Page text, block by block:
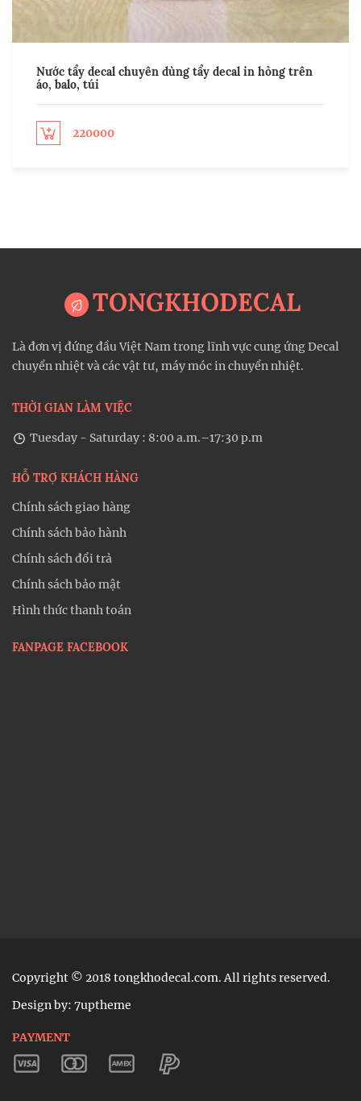
Nước tẩy decal chuyên dùng tẩy decal in hỏng trên
áo, balo, túi
options 220000
TONGKHODECAL
Là đơn vị đứng đầu Việt Nam trong lĩnh vực cung ứng Decal
chuyển nhiệt và các vật tư, máy móc in chuyển nhiệt.
THỜI GIAN LÀM VIỆC
Tuesday - Saturday : 8:00 a.m.–17:30 p.m
HỖ TRỢ KHÁCH HÀNG
Chính sách giao hàng
Chính sách bảo hành
Chính sách đổi trả
Chính sách bảo mật
Hình thức thanh toán
FANPAGE FACEBOOK
Copyright © 2018 tongkhodecal.com. All rights reserved.
Design by: 7uptheme
PAYMENT